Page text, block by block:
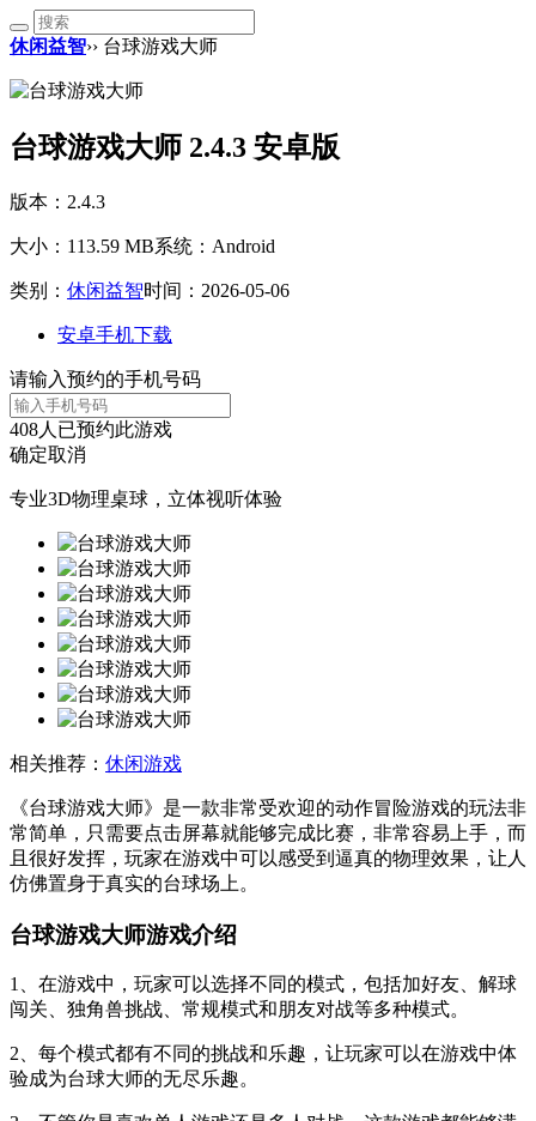
休闲益智›› 台球游戏大师
台球游戏大师 2.4.3 安卓版
版本：2.4.3
大小：113.59 MB系统：Android
类别： 休闲益智时间：2026-05-06
安卓手机下载
请输入预约的手机号码
408人已预约此游戏
确定取消
专业3D物理桌球，立体视听体验
相关推荐： 休闲游戏
《台球游戏大师》是一款非常受欢迎的动作冒险游戏的玩法非
常简单，只需要点击屏幕就能够完成比赛，非常容易上手，而
且很好发挥，玩家在游戏中可以感受到逼真的物理效果，让人
仿佛置身于真实的台球场上。
台球游戏大师游戏介绍
1、在游戏中，玩家可以选择不同的模式，包括加好友、解球
闯关、独角兽挑战、常规模式和朋友对战等多种模式。
2、每个模式都有不同的挑战和乐趣，让玩家可以在游戏中体
验成为台球大师的无尽乐趣。